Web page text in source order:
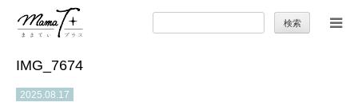
索:
IMG_7674
2025.08.17
トップ